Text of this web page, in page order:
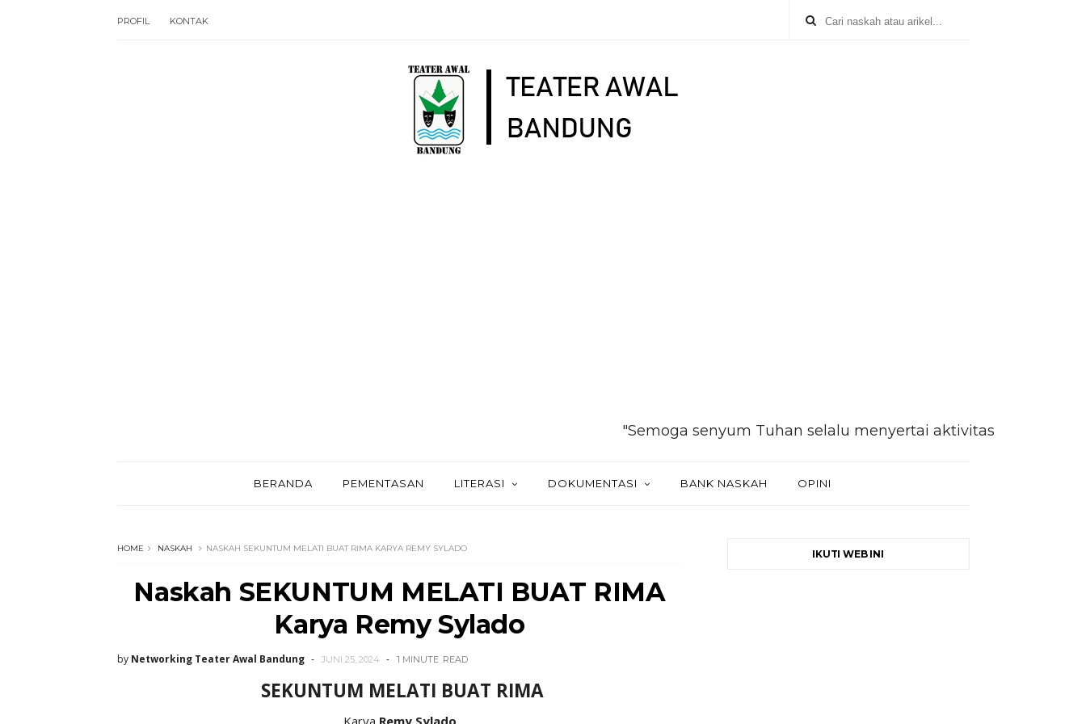
PROFIL KONTAK
"Semoga senyum Tuhan selalu menyertai aktivitas kita selaku
BERANDA PEMENTASAN LITERASI DOKUMENTASI BANK NASKAH OPINI
HOME NASKAH NASKAH SEKUNTUM MELATI BUAT RIMA KARYA REMY SYLADO
Naskah SEKUNTUM MELATI BUAT RIMA
Karya Remy Sylado
by Networking Teater Awal Bandung JUNI 25, 2024 1 MINUTE READ
SEKUNTUM MELATI BUAT RIMA
Karya Remy Sylado
IKUTI WEB INI